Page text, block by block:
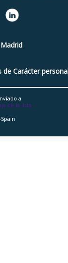
de Carácter
a
de la lista